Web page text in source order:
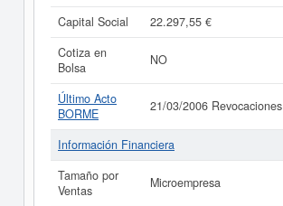
Capital Social
22.297,55 €
Cotiza en
Bolsa
NO
Último Acto
BORME
21/03/2006 Revocaciones
Información Financiera
Tamaño por
Ventas
Microempresa